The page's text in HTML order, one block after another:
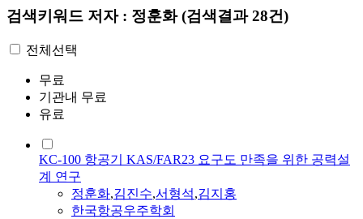
검색키워드 저자 : 정훈화(검색결과 28건)
전체선택
무료
기관내 무료
유료
KC-100 항공기 KAS/FAR23 요구도 만족을 위한 공력설
계 연구
정훈화,김진수,서형석,김지홍
한국항공우주학회